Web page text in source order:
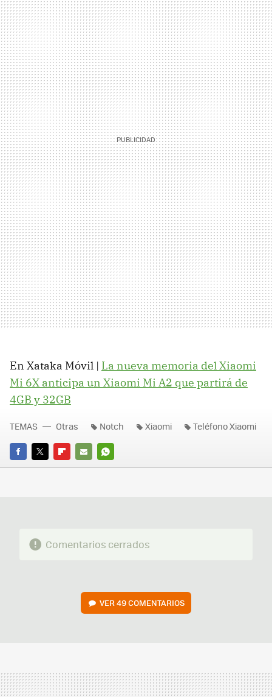
En Xataka Móvil | La nueva memoria del Xiaomi
Mi 6X anticipa un Xiaomi Mi A2 que partirá de
4GB y 32GB
FACEBOOK
TWITTERFLIPBOARD
E-
WHATSAPP
TEMAS Otras Notch Xiaomi Teléfono Xiaomi
Comentarios cerrados
VER49 COMENTARIOS